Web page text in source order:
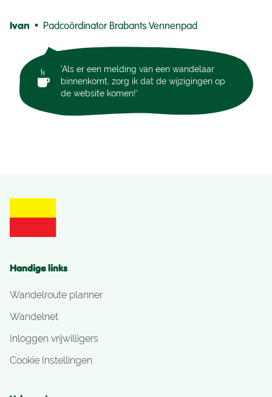
Ivan • Padcoördinator Brabants Vennenpad
'Als er een melding van een wandelaar
binnenkomt, zorg ik dat de wijzigingen op
de website komen!'
Handige links
Wandelroute planner
Wandelnet
Inloggen vrijwilligers
Cookie Instellingen